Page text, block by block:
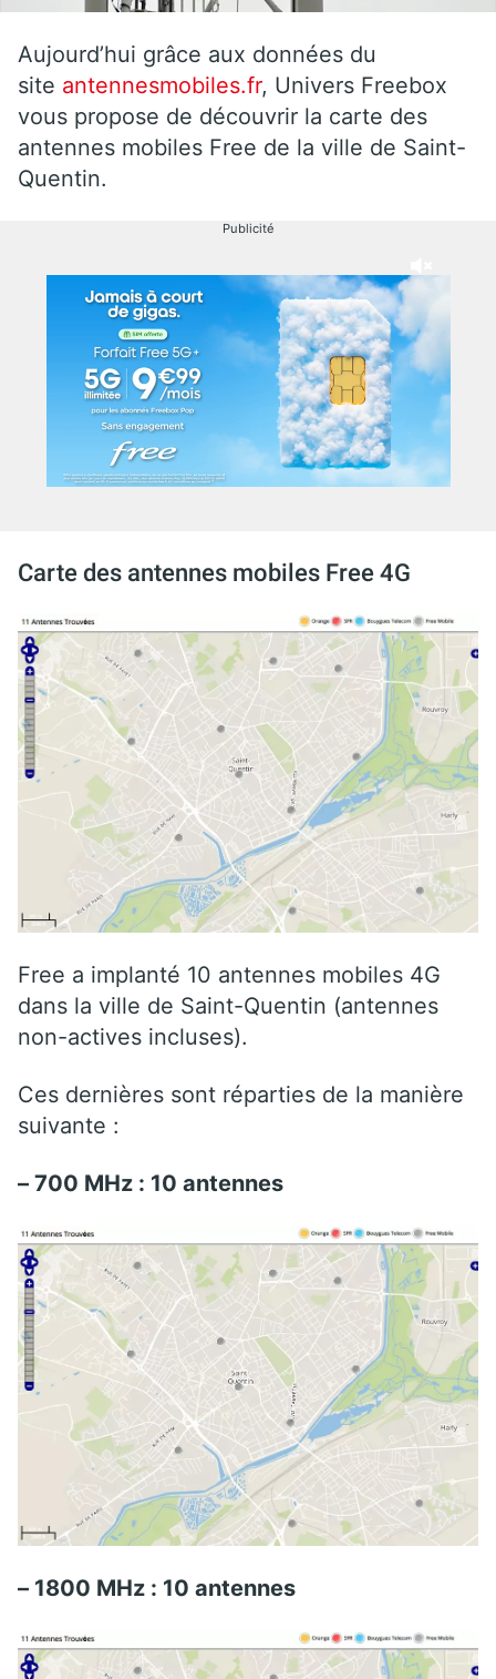
Aujourd’hui grâce aux données du
site antennesmobiles.fr, Univers Freebox
vous propose de découvrir la carte des
antennes mobiles Free de la ville de Saint-
Quentin.
Publicité
Carte des antennes mobiles Free 4G
Free a implanté 10 antennes mobiles 4G
dans la ville de Saint-Quentin (antennes
non-actives incluses).
Ces dernières sont réparties de la manière
suivante :
– 700 MHz : 10 antennes
– 1800 MHz : 10 antennes